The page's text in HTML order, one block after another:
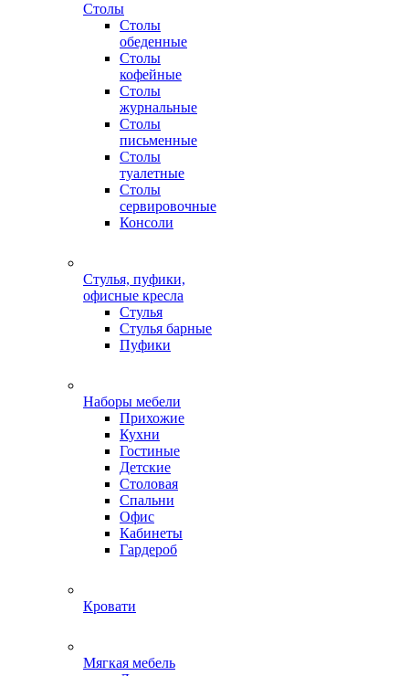
Столы
Столы
обеденные
Столы
кофейные
Столы
журнальные
Столы
письменные
Столы
туалетные
Столы
сервировочные
Консоли
Стулья, пуфики,
офисные кресла
Стулья
Стулья барные
Пуфики
Наборы мебели
Прихожие
Кухни
Гостиные
Детские
Столовая
Спальни
Офис
Кабинеты
Гардероб
Кровати
Мягкая мебель